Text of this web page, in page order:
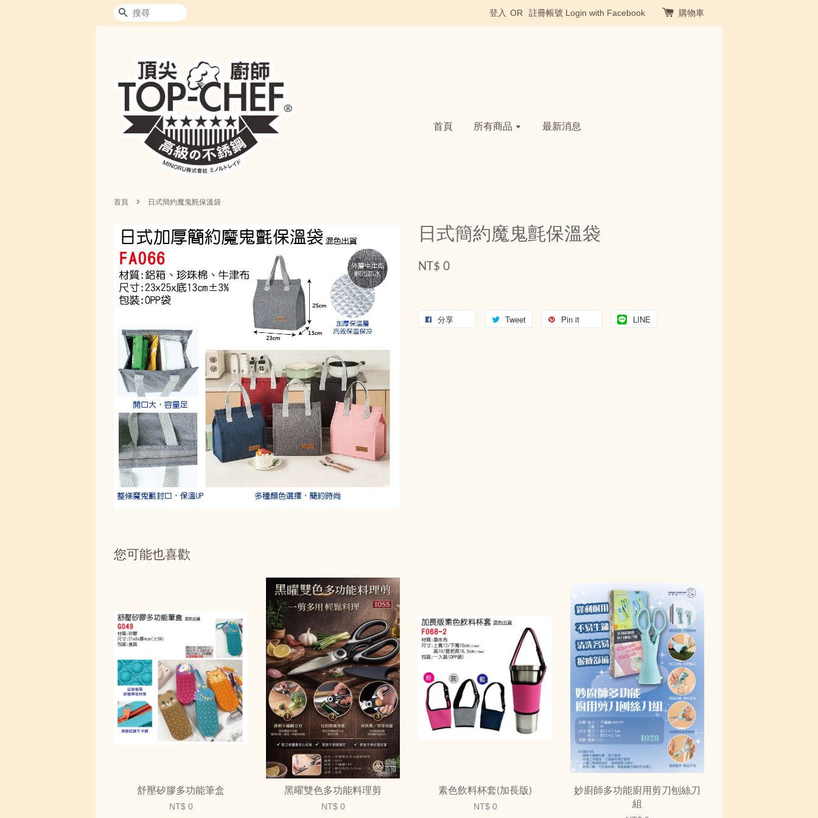
搜尋 登入 OR 註冊帳號 Login with Facebook 購物車
首頁 所有商品 最新消息
首頁 › 日式簡約魔鬼氈保溫袋
日式簡約魔鬼氈保溫袋
NT$ 0
分享 Tweet Pin it LINE
您可能也喜歡
舒壓矽膠多功能筆盒
NT$ 0
黑曜雙色多功能料理剪
NT$ 0
素色飲料杯套(加長版)
NT$ 0
妙廚師多功能廚用剪刀刨絲刀
組